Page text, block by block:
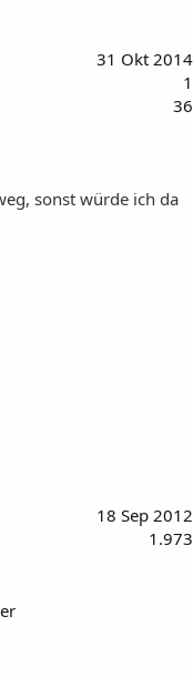
31 Okt 2014
1
36
sonst würde ich da
18 Sep 2012
1.973